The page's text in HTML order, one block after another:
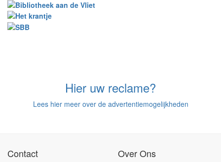
Hier uw reclame?
Lees hier meer over de advertentiemogelijkheden
Contact Over Ons